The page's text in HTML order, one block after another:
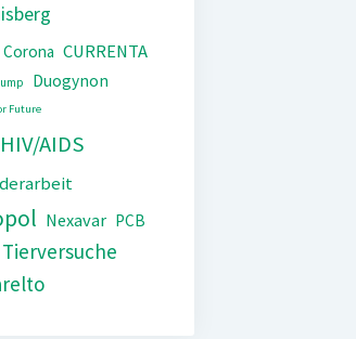
Corona CURRENTA
Duogynon
Future
HIV/AIDS
Nexavar PCB
Tierversuche